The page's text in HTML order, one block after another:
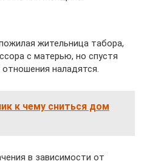
жительница табора,
с матерью, но спустя
наладятся.
к чему сниться дом
в зависимости от